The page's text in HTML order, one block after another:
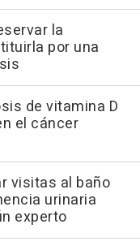
la
por una
de vitamina D
el cáncer
visitas al baño
urinaria
experto